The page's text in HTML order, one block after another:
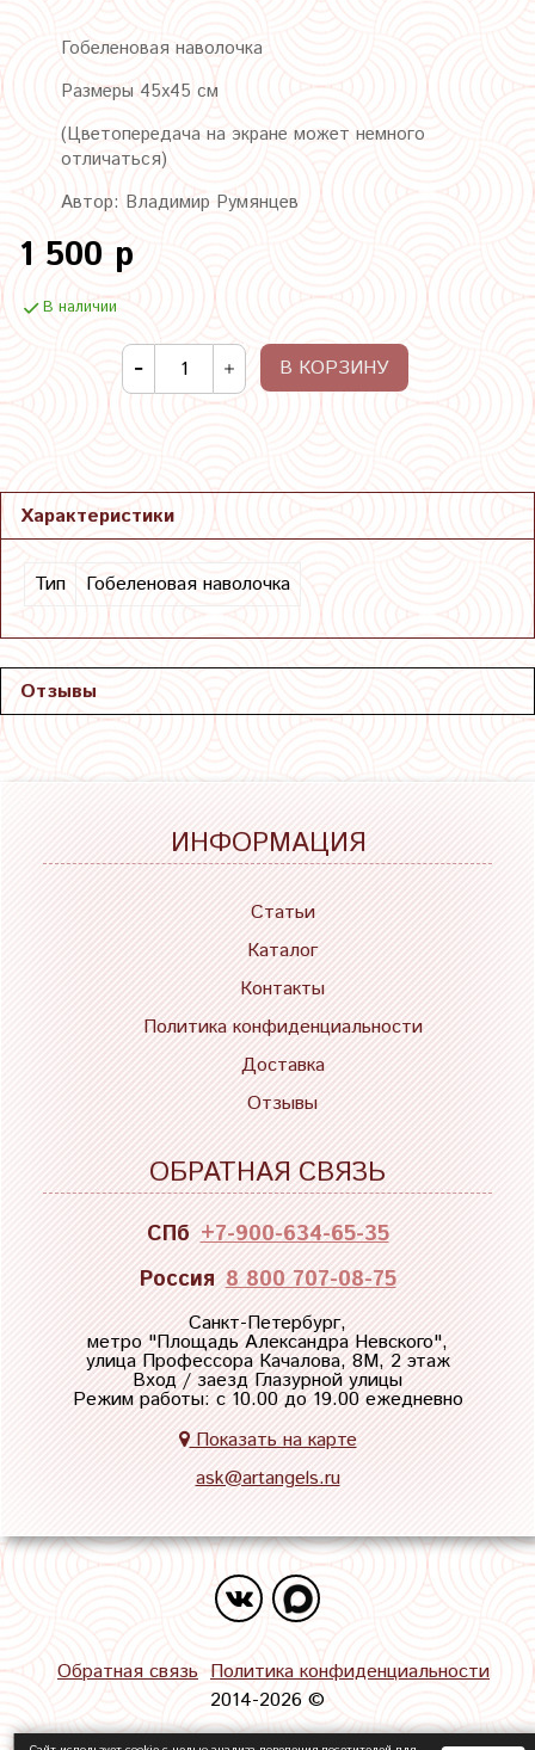
Гобеленовая наволочка
Размеры 45х45 см
(Цветопередача на экране может немного
отличаться)
Автор: Владимир Румянцев
1 500 р
В наличии
В КОРЗИНУ
Характеристики
Тип Гобеленовая наволочка
Отзывы
ИНФОРМАЦИЯ
Статьи
Каталог
Контакты
Политика конфиденциальности
Доставка
Отзывы
ОБРАТНАЯ СВЯЗЬ
СПб +7-900-634-65-35
Россия 8 800 707-08-75
Санкт-Петербург,
метро "Площадь Александра Невского",
улица Профессора Качалова, 8М, 2 этаж
Вход / заезд Глазурной улицы
Режим работы: с 10.00 до 19.00 ежедневно
Показать на карте
ask@artangels.ru
Обратная связь Политика конфиденциальности
2014-2026 ©